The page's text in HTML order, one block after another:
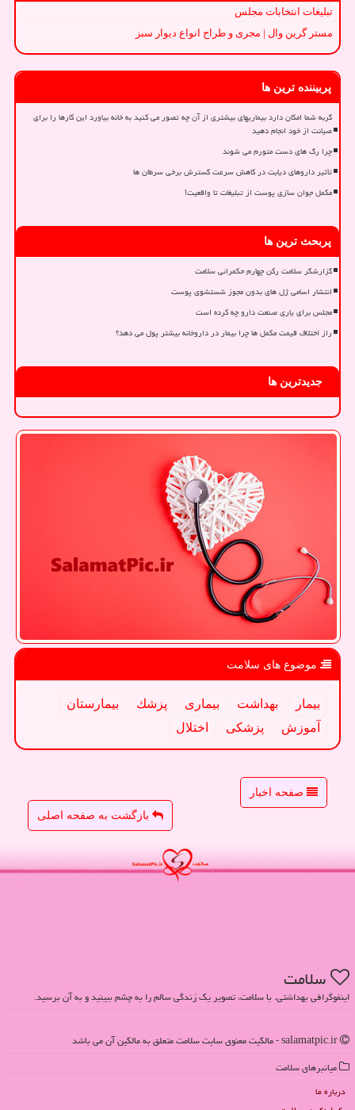
تبلیغات انتخابات مجلس
مستر گرین وال | مجری و طراح انواع دیوار سبز
پربیننده ترین ها
گربه شما امکان دارد بیماریهای بیشتری از آن چه تصور می کنید به خانه بیاورد این کارها را برای
صیانت از خود انجام دهید
چرا رگ های دست متورم می شوند
تأثیر داروهای دیابت در کاهش سرعت گسترش برخی سرطان ها
مکمل جوان سازی پوست از تبلیغات تا واقعیت!
پربحث ترین ها
گزارشگر سلامت رکن چهارم حکمرانی سلامت
انتشار اسامی ژل های بدون مجوز شستشوی پوست
مجلس برای یاری صنعت دارو چه کرده است
راز اختلاف قیمت مکمل ها چرا بیمار در داروخانه بیشتر پول می دهد؟
جدیدترین ها
موضوع های سلامت
بیمار بهداشت بیماری پزشك
بیمارستان
آموزش
پزشكی اختلال
صفحه اخبار
بازگشت به صفحه اصلی
سلامت
اینفوگرافی بهداشتی. با سلامت، تصویر یک زندگی سالم را به چشم ببینید و به آن برسید.
میانبرهای سلامت
درباره ما